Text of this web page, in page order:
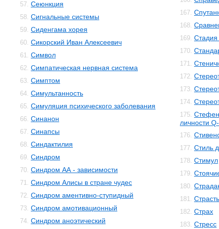
57. Сеюнкция
58. Сигнальные системы
59. Сиденгама хорея
60. Сикорский Иван Алексеевич
61. Символ
62. Симпатическая нервная система
63. Симптом
64. Симультанность
65. Симуляция психического заболевания
66. Синанон
67. Синапсы
68. Синдактилия
69. Синдром
70. Синдром АА - зависимости
71. Синдром Алисы в стране чудес
72. Синдром аментивно-ступидный
73. Синдром амотивационный
74. Синдром аноэтический
167.
168.
169. Стадия
170.
171.
172.
173.
174.
175.
личности
176.
177. Стиль
178. Стимул
179.
180.
181. Страсть
182. Страх
183. Стресс